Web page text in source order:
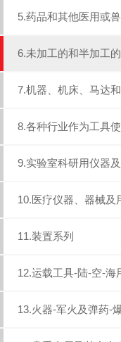
5.药品和其他医用或
6.未加工的和半加工
7.机器、机床、马达
8.各种行业作为工具
9.实验室科研用仪器
10.医疗仪器、器械及
11.装置系列
12.运载工具-陆-空-海
13.火器-军火及弹药-